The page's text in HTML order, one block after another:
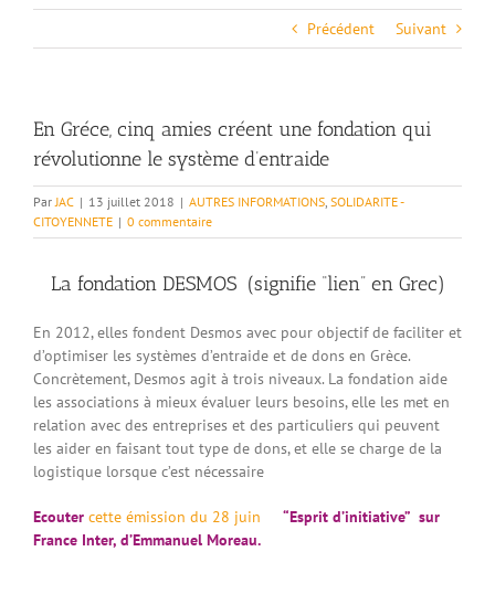
Précédent Suivant
En Gréce, cinq amies créent une fondation qui
révolutionne le système d’entraide
ParJAC | 13 juillet 2018 | AUTRES INFORMATIONS, SOLIDARITE -
CITOYENNETE | 0 commentaire
La fondation DESMOS (signifie “lien” en Grec)
En 2012, elles fondent Desmos avec pour objectif de faciliter et
d’optimiser les systèmes d’entraide et de dons en Grèce.
Concrètement, Desmos agit à trois niveaux. La fondation aide
les associations à mieux évaluer leurs besoins, elle les met en
relation avec des entreprises et des particuliers qui peuvent
les aider en faisant tout type de dons, et elle se charge de la
logistique lorsque c’est nécessaire
Ecouter cette émission du 28 juin
“Esprit d’initiative” sur
France Inter, d’Emmanuel Moreau.